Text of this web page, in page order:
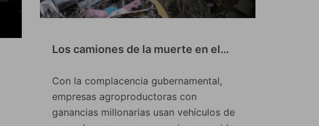
Los camiones de la muerte en el…
Con la complacencia gubernamental,
empresas agroproductoras con
ganancias millonarias usan vehículos de